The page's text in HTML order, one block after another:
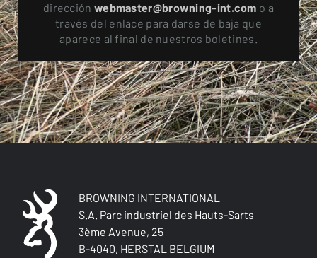
dirección webmaster@browning-int.com o a
través del enlace para darse de baja que
aparece al final de nuestros boletines.
BROWNING INTERNATIONAL
S.A. Parc industriel des Hauts-Sarts
3ème Avenue, 25
B-4040, HERSTAL BELGIUM